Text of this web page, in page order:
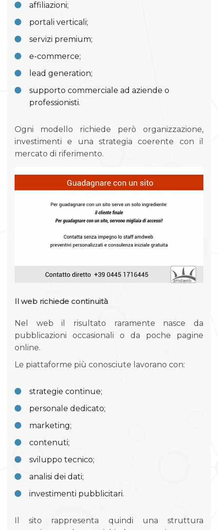
affiliazioni;
portali verticali;
servizi premium;
e-commerce;
lead generation;
supporto commerciale ad aziende o
professionisti.
Ogni modello richiede però organizzazione,
investimenti e una strategia coerente con il
mercato di riferimento.
Il web richiede continuità
Nel web il risultato raramente nasce da
pubblicazioni occasionali o da poche pagine
online.
Le piattaforme più conosciute lavorano con:
strategie continue;
personale dedicato;
marketing;
contenuti;
sviluppo tecnico;
analisi dei dati;
investimenti pubblicitari.
Il sito rappresenta quindi una struttura